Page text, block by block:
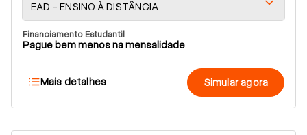
EAD - ENSINO À DISTÂNCIA
Financiamento Estudantil
Pague bem menos na mensalidade
Mais detalhes Simular agora